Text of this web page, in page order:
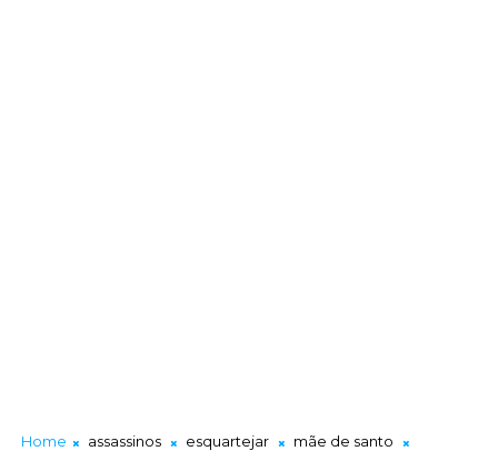
Home assassinos esquartejar
mãe de santo